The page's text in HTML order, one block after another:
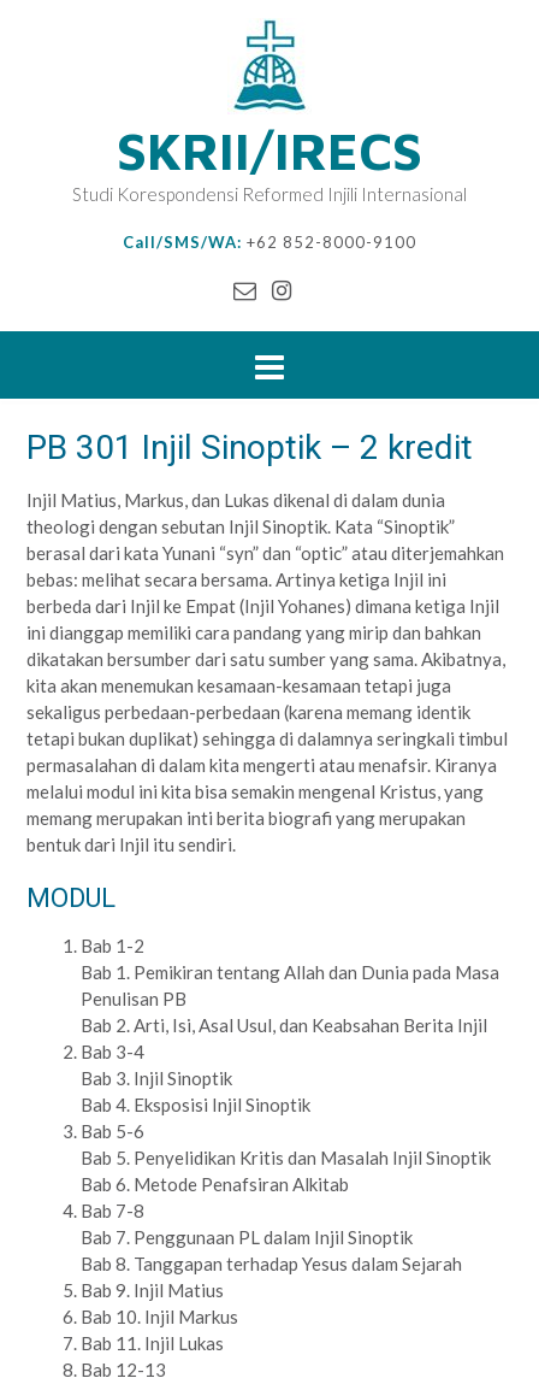
SKRII/IRECS
Studi Korespondensi Reformed Injili Internasional
Call/SMS/WA: +62 852-8000-9100
PB 301 Injil Sinoptik – 2 kredit
Injil Matius, Markus, dan Lukas dikenal di dalam dunia
theologi dengan sebutan Injil Sinoptik. Kata “Sinoptik”
berasal dari kata Yunani “syn” dan “optic” atau diterjemahkan
bebas: melihat secara bersama. Artinya ketiga Injil ini
berbeda dari Injil ke Empat (Injil Yohanes) dimana ketiga Injil
ini dianggap memiliki cara pandang yang mirip dan bahkan
dikatakan bersumber dari satu sumber yang sama. Akibatnya,
kita akan menemukan kesamaan-kesamaan tetapi juga
sekaligus perbedaan-perbedaan (karena memang identik
tetapi bukan duplikat) sehingga di dalamnya seringkali timbul
permasalahan di dalam kita mengerti atau menafsir. Kiranya
melalui modul ini kita bisa semakin mengenal Kristus, yang
memang merupakan inti berita biografi yang merupakan
bentuk dari Injil itu sendiri.
MODUL
Bab 1-2
Bab 1. Pemikiran tentang Allah dan Dunia pada Masa
Penulisan PB
Bab 2. Arti, Isi, Asal Usul, dan Keabsahan Berita Injil
Bab 3-4
Bab 3. Injil Sinoptik
Bab 4. Eksposisi Injil Sinoptik
Bab 5-6
Bab 5. Penyelidikan Kritis dan Masalah Injil Sinoptik
Bab 6. Metode Penafsiran Alkitab
Bab 7-8
Bab 7. Penggunaan PL dalam Injil Sinoptik
Bab 8. Tanggapan terhadap Yesus dalam Sejarah
Bab 9. Injil Matius
Bab 10. Injil Markus
Bab 11. Injil Lukas
Bab 12-13